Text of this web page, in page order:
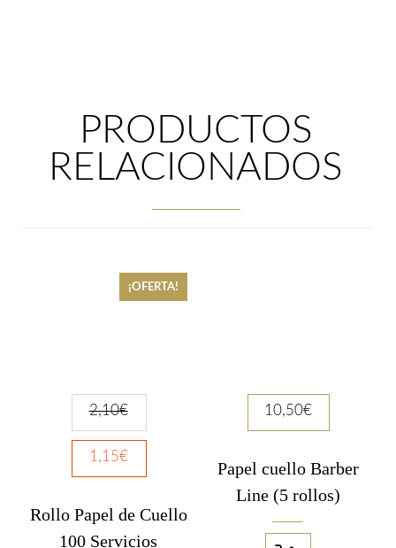
PRODUCTOS
RELACIONADOS
¡OFERTA!
2,10€
1,15€
Rollo Papel de Cuello
100 Servicios
10,50€
Papel cuello Barber
Line (5 rollos)